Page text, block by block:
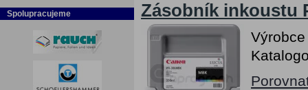
Spolupracujeme
Zásobník inkoustu